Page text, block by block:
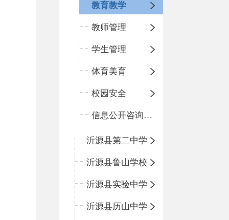
教育教学
教师管理
学生管理
体育美育
校园安全
信息公开咨询指南
沂源县第二中学
沂源县鲁山学校
沂源县实验中学
沂源县历山中学